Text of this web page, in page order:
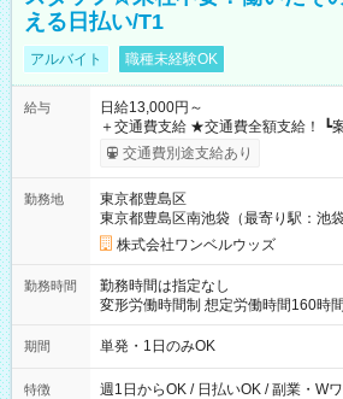
える日払い/T1
アルバイト 職種未経験OK
給与
日給13,000円～
＋交通費支給 ★交通費全額支給！ ┗案件により規定あり ★日払
いOK！（規定あり） ┗働いたその日
ンビニATMから 日払い分を引き落とせます！ 【
交通費別途支給あり
勤務地
東京都豊島区
東京都豊島区南池袋（最寄り駅：池袋
株式会社ワンベルウッズ
勤務時間
勤務時間は指定なし
変形労働時間制 想定労働時間160時間/月 【シフト例】 ・
～21：00
期間 単発・1日のみOK
特徴
週1日からOK / 日払いOK / 副業・W